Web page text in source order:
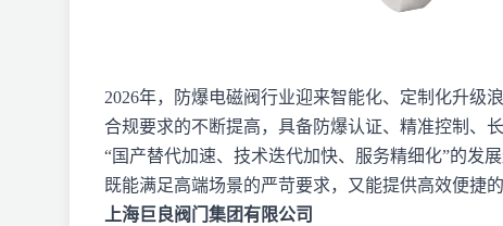
2026年，防爆电磁阀行业迎来智能化、定制化升级
合规要求的不断提高，具备防爆认证、精准控制、
“国产替代加速、技术迭代加快、服务精细化”的发
既能满足高端场景的严苛要求，又能提供高效便捷的
上海巨良阀门集团有限公司